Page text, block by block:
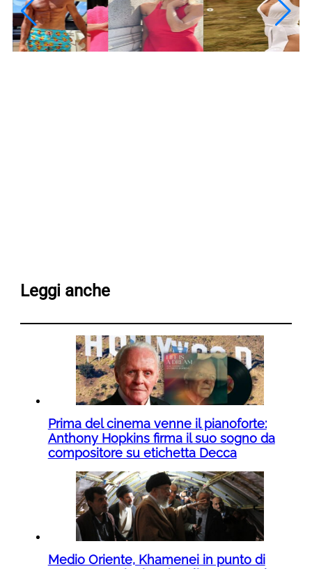
Leggi anche
Prima del cinema venne il pianoforte:
Anthony Hopkins firma il suo sogno da
compositore su etichetta Decca
Medio Oriente, Khamenei in punto di